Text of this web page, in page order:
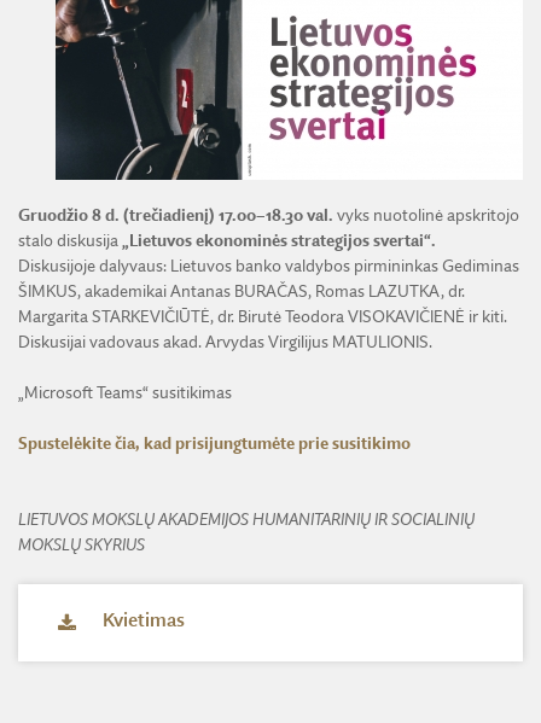
VIRTUALI LMA
TECHNIKOS MOKSLŲ SKYRIUS
JAUNOJI AKADEMIJA
SKYRIAI IR PADALINIAI
PAREIGYBIŲ APRAŠYMAS IR ATLIEKAMOS FUNKCIJOS
ŠVIESAUS ATMINIMO LMA NARIAI
BENDRADARBIAVIMO SUTARTYS
MOKSLININKO ETIKOS KODEKSAS
KORUPCIJOS PREVENCIJA
PRANEŠĖJŲ APSAUGA
BENDRADARBIAVIMAS SU REGIONAIS
LMA IR AKADEMIKAI ŽINIASKLAIDOJE
PASLAUGOS
ES SF PARAMA LMA
FINANSŲ KONTROLĖS TAISYKLĖS
ŪKIO SUBJEKTŲ PRIEŽIŪRA
TARNYBINIAI LENGVIEJI AUTOMOBILIAI
LĖŠOS VEIKLAI VIEŠINTI
Gruodžio 8 d. (trečiadienį) 17.00–18.30 val. vyks nuotolinė apskritojo
stalo diskusija
„Lietuvos ekonominės strategijos svertai“.
Diskusijoje dalyvaus: Lietuvos banko valdybos pirmininkas Gediminas
ŠIMKUS, akademikai Antanas BURAČAS, Romas LAZUTKA, dr.
Margarita STARKEVIČIŪTĖ, dr. Birutė Teodora VISOKAVIČIENĖ ir kiti.
Diskusijai vadovaus akad. Arvydas Virgilijus MATULIONIS.
„Microsoft Teams“ susitikimas
Spustelėkite čia, kad prisijungtumėte prie susitikimo
LIETUVOS MOKSLŲ AKADEMIJOS HUMANITARINIŲ IR SOCIALINIŲ
MOKSLŲ SKYRIUS
Kvietimas